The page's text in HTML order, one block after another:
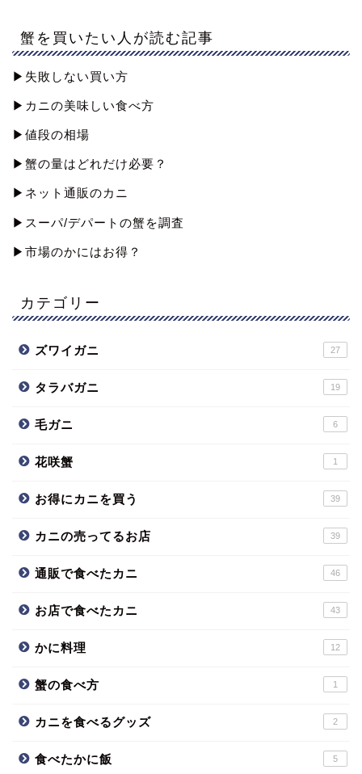
蟹を買いたい人が読む記事
▶︎失敗しない買い方
▶︎カニの美味しい食べ方
▶︎値段の相場
▶︎蟹の量はどれだけ必要？
▶︎ネット通販のカニ
▶︎スーパ/デパートの蟹を調査
▶︎市場のかにはお得？
カテゴリー
ズワイガニ 27
タラバガニ 19
毛ガニ 6
花咲蟹 1
お得にカニを買う 39
カニの売ってるお店 39
通販で食べたカニ 46
お店で食べたカニ 43
かに料理 12
蟹の食べ方 1
カニを食べるグッズ 2
食べたかに飯 5